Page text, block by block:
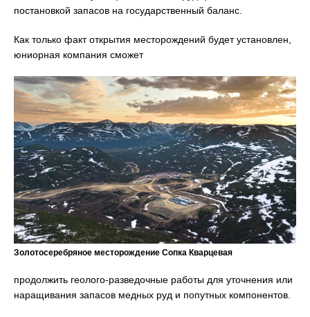
постановкой запасов на государственный баланс.
Как только факт открытия месторождений будет установлен,
юниорная компания сможет
Золотосеребряное месторождение Сопка Кварцевая
продолжить геолого-разведочные работы для уточнения или
наращивания запасов медных руд и попутных компонентов.